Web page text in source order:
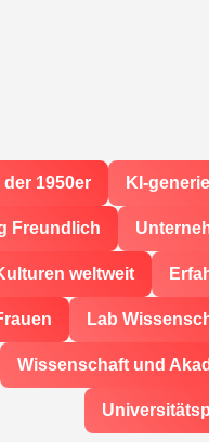
der 1950er KI-
Freundlich
weltweit
Lab
Wissenschaft und